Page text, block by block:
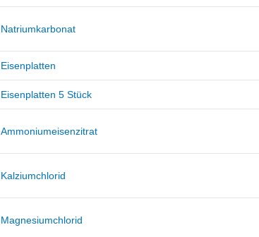
Natriumkarbonat
Eisenplatten
Eisenplatten 5 Stück
Ammoniumeisenzitrat
Kalziumchlorid
Magnesiumchlorid